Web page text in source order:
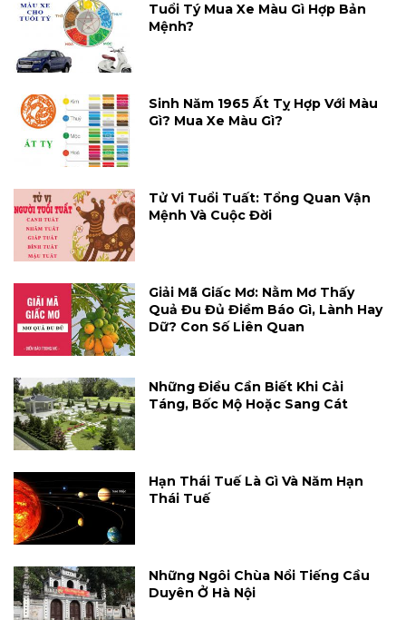
Tuổi Tý Mua Xe Màu Gì Hợp Bản
Mệnh?
Sinh Năm 1965 Ất Tỵ Hợp Với Màu
Gì? Mua Xe Màu Gì?
Tử Vi Tuổi Tuất: Tổng Quan Vận
Mệnh Và Cuộc Đời
Giải Mã Giấc Mơ: Nằm Mơ Thấy
Quả Đu Đủ Điềm Báo Gì, Lành Hay
Dữ? Con Số Liên Quan
Những Điều Cần Biết Khi Cải
Táng, Bốc Mộ Hoặc Sang Cát
Hạn Thái Tuế Là Gì Và Năm Hạn
Thái Tuế
Những Ngôi Chùa Nổi Tiếng Cầu
Duyên Ở Hà Nội